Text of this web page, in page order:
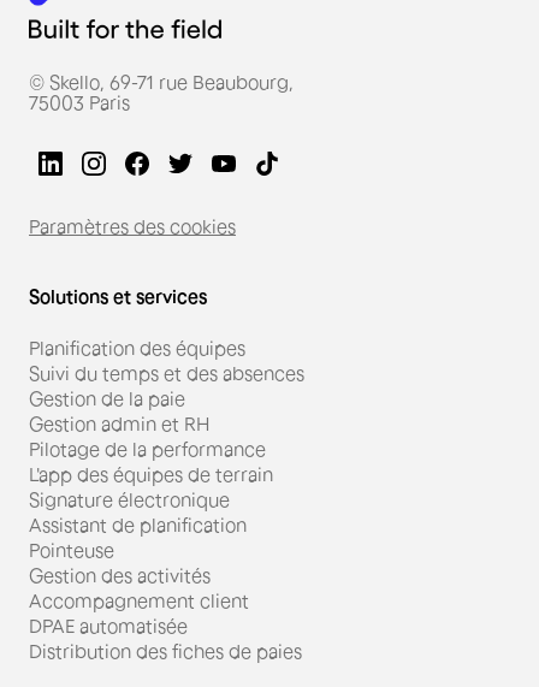
© Skello, 69-71 rue Beaubourg,
75003 Paris
Paramètres des cookies
Solutions et services
Planification des équipes
Suivi du temps et des absences
Gestion de la paie
Gestion admin et RH
Pilotage de la performance
L'app des équipes de terrain
Signature électronique
Assistant de planification
Pointeuse
Gestion des activités
Accompagnement client
DPAE automatisée
Distribution des fiches de paies